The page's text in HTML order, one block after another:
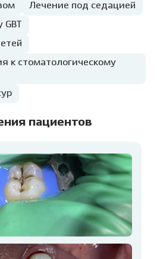
Лечение под седацией
к стоматологическому
пациентов